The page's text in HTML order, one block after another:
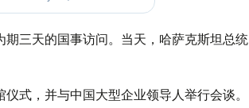
期三天的国事访问。当天，哈萨克斯坦总统
式，并与中国大型企业领导人举行会谈。